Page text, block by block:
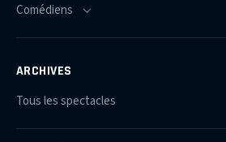
ARCHIVES
Tous les spectacles